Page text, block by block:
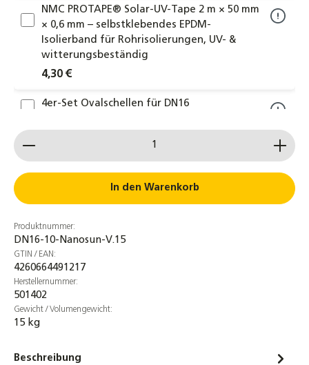
NMC PROTAPE® Solar-UV-Tape 2 m × 50 mm
× 0,6 mm – selbstklebendes EPDM-
Isolierband für Rohrisolierungen, UV- &
witterungsbeständig
4,30 €
4er-Set Ovalschellen für DN16
für Aerogel Nanosun Wellrohre
32-tlg. Montage-Set für Wellrohre DN16 &
DN20 – Bördelwerkzeug, Rohrabschneider &
Zubehör für Solar- und Heizungsrohre
219,00 €
4er-Set 3/4 Zoll Überwurfmuttern DN16
5,90 €
Produkt Anzahl: Gib den gewünschten Wert ein
In den Warenkorb
Produktnummer:
DN16-10-Nanosun-V.15
GTIN / EAN:
4260664491217
Herstellernummer:
501402
Gewicht / Volumengewicht:
15 kg
Beschreibung